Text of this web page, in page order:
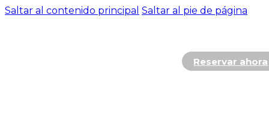
Saltar al contenido principal Saltar al pie de página
Reservar ahora
Restaurante y